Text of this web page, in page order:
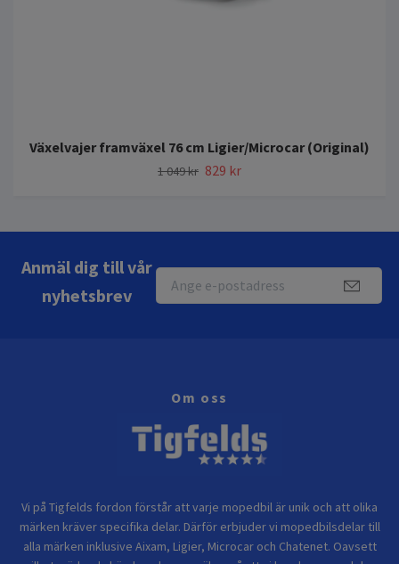
Växelvajer framväxel 76 cm Ligier/Microcar (Original)
1 049 kr 829 kr
Anmäl dig till vår
nyhetsbrev
Om oss
Vi på Tigfelds fordon förstår att varje mopedbil är unik och att olika
märken kräver specifika delar. Därför erbjuder vi mopedbilsdelar till
alla märken inklusive Aixam, Ligier, Microcar och Chatenet. Oavsett